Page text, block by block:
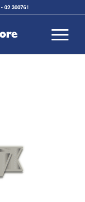
-02 300761